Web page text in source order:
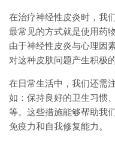
在治疗神经性皮炎时，我
最常见的方式就是使用药
由于神经性皮炎与心理因
对这种皮肤问题产生积极的
在日常生活中，我们还需
如：保持良好的卫生习惯
等。这些措施能够帮助我
免疫力和自我修复能力。